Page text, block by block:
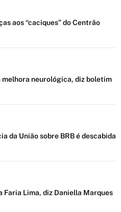
aos “caciques” do Centrão
melhora neurológica, diz boletim
da União sobre BRB é descabida
Faria Lima, diz Daniella Marques